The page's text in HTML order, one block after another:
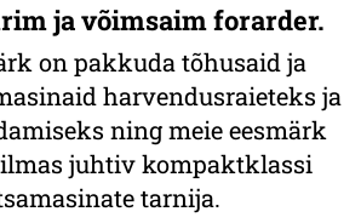
ja võimsaim forarder.
on pakkuda tõhusaid ja
harvendusraieteks ja
ning meie eesmärk
juhtiv kompaktklassi
tarnija.